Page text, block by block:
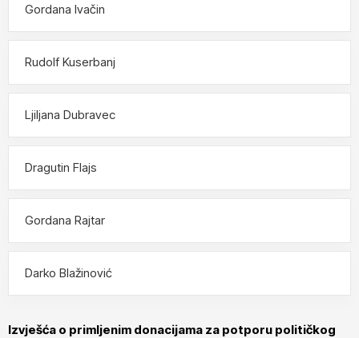
Gordana Ivačin
Rudolf Kuserbanj
Ljiljana Dubravec
Dragutin Flajs
Gordana Rajtar
Darko Blažinović
Izvješća o primljenim donacijama za potporu političkog